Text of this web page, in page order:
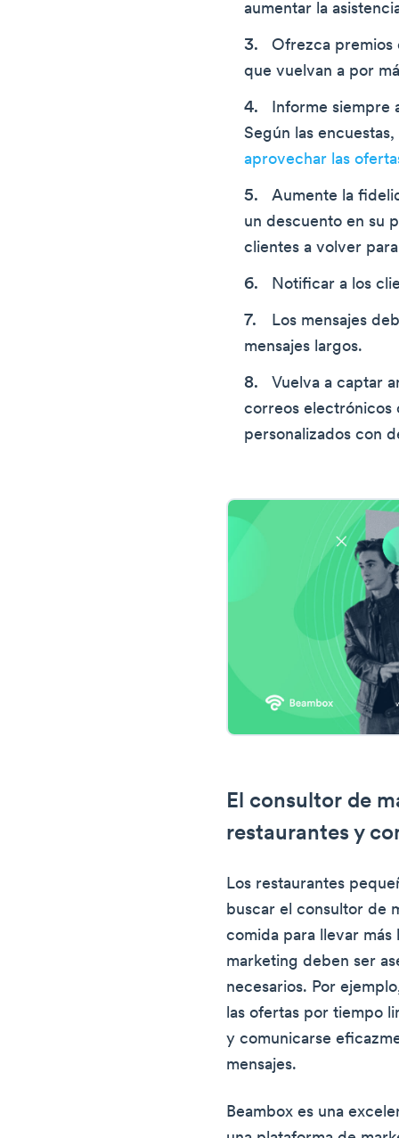
aumentar la
Ofrezca premios
que vuelvan a por
Informe siempre
Según las encuestas,
aprovechar las
Aumente la
un descuento en su
clientes a volver
Notificar a los
Los mensajes
mensajes largos.
Vuelva a captar
correos electrónicos
personalizados con
El consultor de
restaurantes y
Los restaurantes
buscar el consultor de
comida para llevar más
marketing deben ser
necesarios. Por
las ofertas por tiempo
y comunicarse
mensajes.
Beambox es una